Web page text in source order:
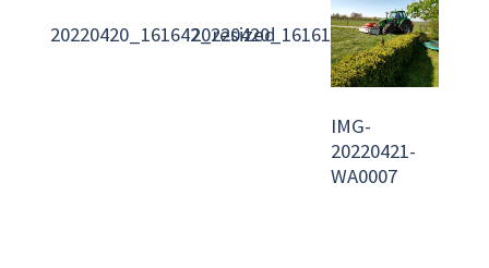
20220420_161642_resized20220420_161616_resized
IMG-
20220421-
WA0007